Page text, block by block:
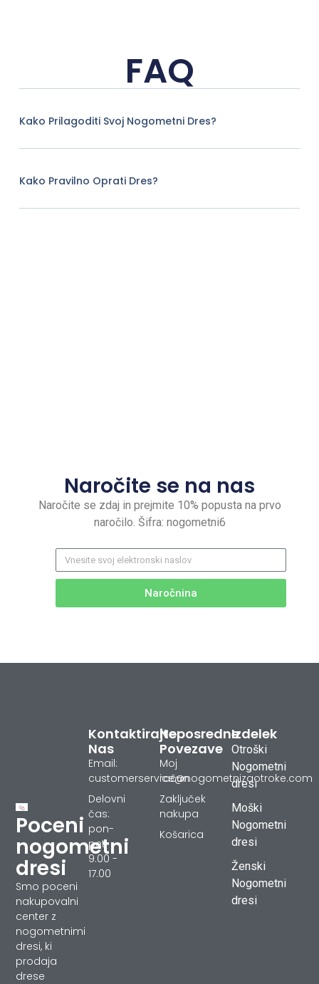
FAQ
Kako Prilagoditi Svoj Nogometni Dres?
Kako Pravilno Oprati Dres?
Naročite se na nas
Naročite se zdaj in prejmite 10% popusta na prvo
naročilo. Šifra: nogometni6
Naročnina
Poceni
nogometni
dresi
Smo poceni
nakupovalni
center z
nogometnimi
dresi, ki
prodaja
drese
Izdelek
Otroški
Nogometni
dresi
Moški
Nogometni
dresi
Ženski
Nogometni
dresi
Neposredne
Povezave
Moj
račun
Zaključek
nakupa
Košarica
Kontaktirajte
Nas
Email:
customerservice@nogometnizaotroke.com
Delovni
čas:
pon-
pet
9.00 -
17.00